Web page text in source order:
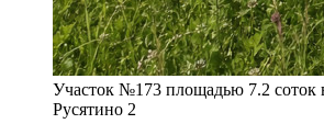
Участок №173 площадью 7.2 соток
Русятино 2